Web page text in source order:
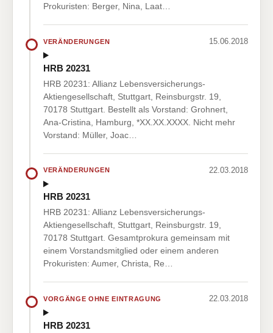
Prokuristen: Berger, Nina, Laat…
VERÄNDERUNGEN 15.06.2018
HRB 20231
HRB 20231: Allianz Lebensversicherungs-
Aktiengesellschaft, Stuttgart, Reinsburgstr. 19,
70178 Stuttgart. Bestellt als Vorstand: Grohnert,
Ana-Cristina, Hamburg, *XX.XX.XXXX. Nicht mehr
Vorstand: Müller, Joac…
VERÄNDERUNGEN 22.03.2018
HRB 20231
HRB 20231: Allianz Lebensversicherungs-
Aktiengesellschaft, Stuttgart, Reinsburgstr. 19,
70178 Stuttgart. Gesamtprokura gemeinsam mit
einem Vorstandsmitglied oder einem anderen
Prokuristen: Aumer, Christa, Re…
VORGÄNGE OHNE EINTRAGUNG 22.03.2018
HRB 20231